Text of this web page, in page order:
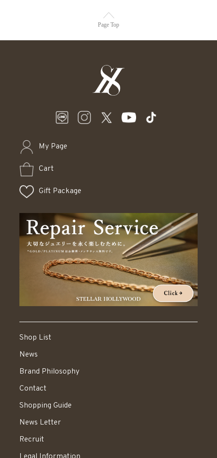
Page Top
My Page
Cart
Gift Package
Shop List
News
Brand Philosophy
Contact
Shopping Guide
News Letter
Recruit